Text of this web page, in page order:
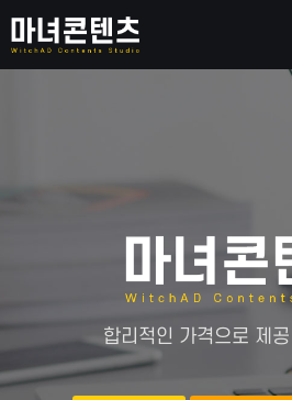
합리 적인 가격으로 제 공